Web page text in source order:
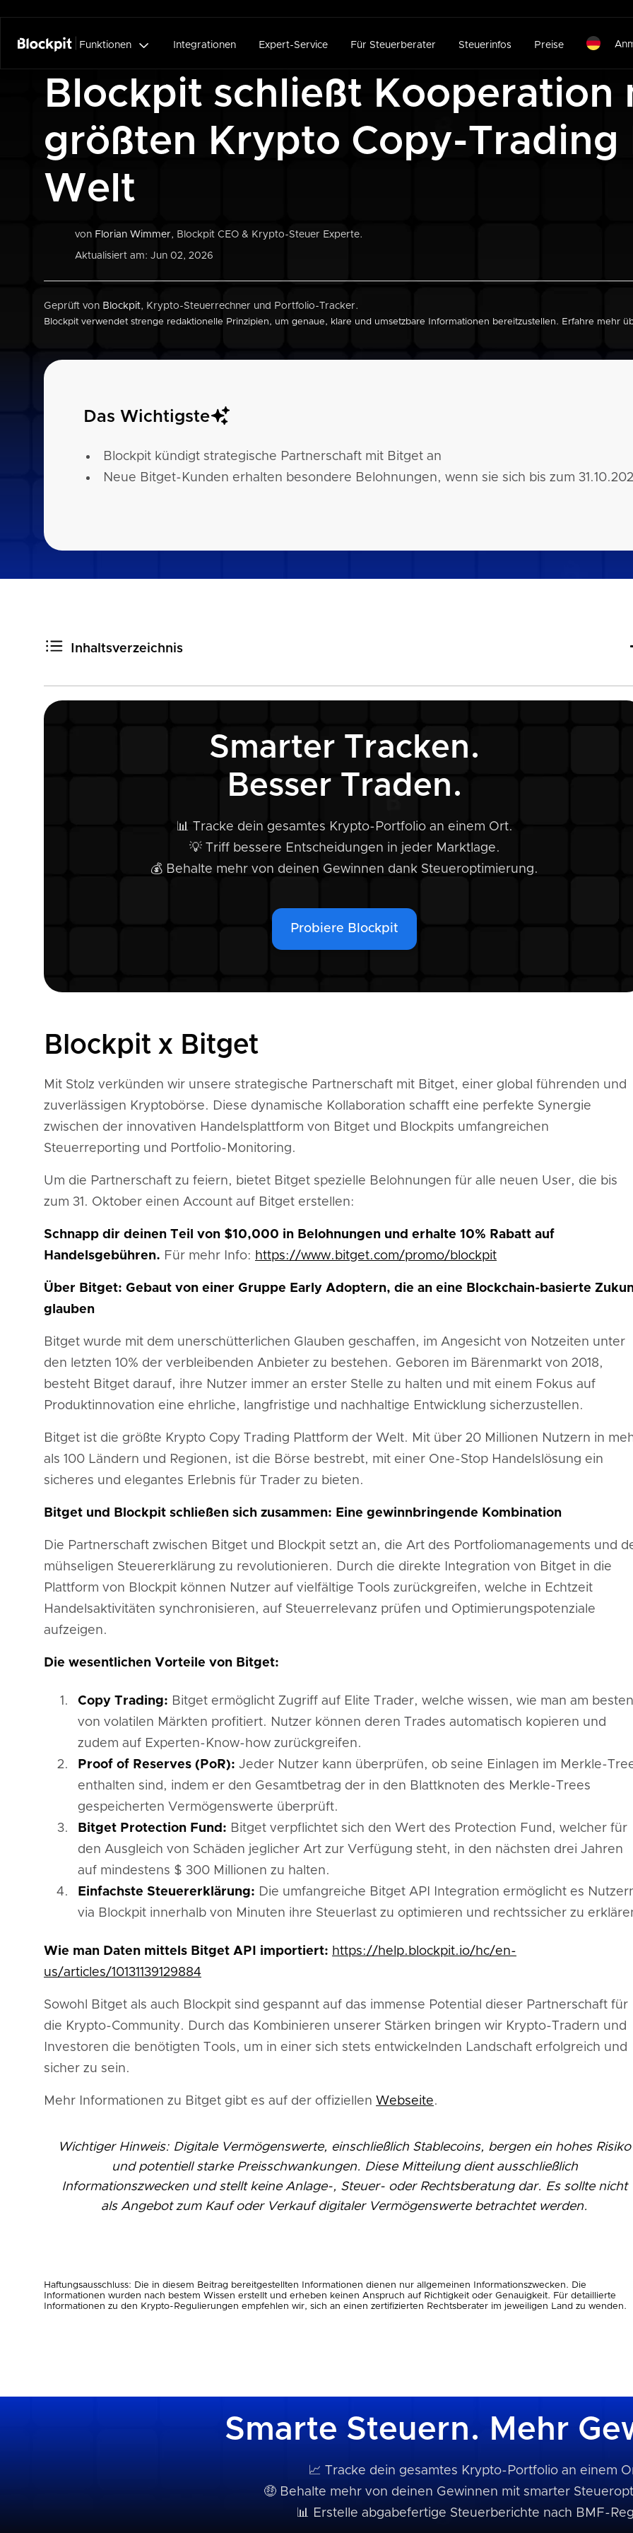
Funktionen  Integrationen Expert-Service Für Steuerberater Steuerinfos Preise
Blockpit schließt Kooperation
größten Krypto Copy-
Welt
von Florian Wimmer, Blockpit CEO & Krypto-Steuer Experte.
Aktualisiert am: Jun 02, 2026
Geprüft von Blockpit, Krypto-Steuerrechner und Portfolio-Tracker.
Blockpit verwendet strenge redaktionelle Prinzipien, um genaue, klare und umsetzbare Informationen bereitzustellen. Erfahre mehr
Das Wichtigste
Blockpit kündigt strategische Partnerschaft mit Bitget an
Neue Bitget-Kunden erhalten besondere Belohnungen, wenn sie sich bis zum
Inhaltsverzeichnis
Blockpit x Bitget
Smarter Tracken.
Besser Traden.
📊 Tracke dein gesamtes Krypto-Portfolio an einem Ort.
💡 Triff bessere Entscheidungen in jeder Marktlage.
💰 Behalte mehr von deinen Gewinnen dank Steueroptimierung.
Probiere Blockpit
Blockpit x Bitget
Mit Stolz verkünden wir unsere strategische Partnerschaft mit Bitget, einer global führenden und
zuverlässigen Kryptobörse. Diese dynamische Kollaboration schafft eine perfekte Synergie
zwischen der innovativen Handelsplattform von Bitget und Blockpits umfangreichen
Steuerreporting und Portfolio-Monitoring.
Um die Partnerschaft zu feiern, bietet Bitget spezielle Belohnungen für alle neuen User, die bis
zum 31. Oktober einen Account auf Bitget erstellen:
Schnapp dir deinen Teil von $10,000 in Belohnungen und erhalte 10% Rabatt auf
Handelsgebühren. Für mehr Info: https://www.bitget.com/promo/blockpit
Über Bitget: Gebaut von einer Gruppe Early Adoptern, die an eine Blockchain-basierte
glauben
Bitget wurde mit dem unerschütterlichen Glauben geschaffen, im Angesicht von Notzeiten unter
den letzten 10% der verbleibenden Anbieter zu bestehen. Geboren im Bärenmarkt von 2018,
besteht Bitget darauf, ihre Nutzer immer an erster Stelle zu halten und mit einem Fokus auf
Produktinnovation eine ehrliche, langfristige und nachhaltige Entwicklung sicherzustellen.
Bitget ist die größte Krypto Copy Trading Plattform der Welt. Mit über 20 Millionen Nutzern in
als 100 Ländern und Regionen, ist die Börse bestrebt, mit einer One-Stop Handelslösung ein
sicheres und elegantes Erlebnis für Trader zu bieten.
Bitget und Blockpit schließen sich zusammen: Eine gewinnbringende Kombination
Die Partnerschaft zwischen Bitget und Blockpit setzt an, die Art des Portfoliomanagements und
mühseligen Steuererklärung zu revolutionieren. Durch die direkte Integration von Bitget in die
Plattform von Blockpit können Nutzer auf vielfältige Tools zurückgreifen, welche in Echtzeit
Handelsaktivitäten synchronisieren, auf Steuerrelevanz prüfen und Optimierungspotenziale
aufzeigen.
Die wesentlichen Vorteile von Bitget:
Copy Trading: Bitget ermöglicht Zugriff auf Elite Trader, welche wissen, wie man am besten
von volatilen Märkten profitiert. Nutzer können deren Trades automatisch kopieren und
zudem auf Experten-Know-how zurückgreifen.
Proof of Reserves (PoR): Jeder Nutzer kann überprüfen, ob seine Einlagen im Merkle-
enthalten sind, indem er den Gesamtbetrag der in den Blattknoten des Merkle-Trees
gespeicherten Vermögenswerte überprüft.
Bitget Protection Fund: Bitget verpflichtet sich den Wert des Protection Fund, welcher für
den Ausgleich von Schäden jeglicher Art zur Verfügung steht, in den nächsten drei Jahren
auf mindestens $ 300 Millionen zu halten.
Einfachste Steuererklärung: Die umfangreiche Bitget API Integration ermöglicht es
via Blockpit innerhalb von Minuten ihre Steuerlast zu optimieren und rechtssicher zu
Wie man Daten mittels Bitget API importiert: https://help.blockpit.io/hc/en-
us/articles/10131139129884
Sowohl Bitget als auch Blockpit sind gespannt auf das immense Potential dieser Partnerschaft für
die Krypto-Community. Durch das Kombinieren unserer Stärken bringen wir Krypto-Tradern und
Investoren die benötigten Tools, um in einer sich stets entwickelnden Landschaft erfolgreich und
sicher zu sein.
Mehr Informationen zu Bitget gibt es auf der offiziellen Webseite.
Wichtiger Hinweis: Digitale Vermögenswerte, einschließlich Stablecoins, bergen ein hohes Risiko
und potentiell starke Preisschwankungen. Diese Mitteilung dient ausschließlich
Informationszwecken und stellt keine Anlage-, Steuer- oder Rechtsberatung dar. Es sollte nicht
als Angebot zum Kauf oder Verkauf digitaler Vermögenswerte betrachtet werden.
Haftungsausschluss: Die in diesem Beitrag bereitgestellten Informationen dienen nur allgemeinen Informationszwecken. Die
Informationen wurden nach bestem Wissen erstellt und erheben keinen Anspruch auf Richtigkeit oder Genauigkeit. Für detaillierte
Informationen zu den Krypto-Regulierungen empfehlen wir, sich an einen zertifizierten Rechtsberater im jeweiligen Land zu wenden.
Smarte Steuern. Mehr
📈 Tracke dein gesamtes Krypto-Portfolio an einem
🤑 Behalte mehr von deinen Gewinnen mit smarter
📊 Erstelle abgabefertige Steuerberichte nach BMF-